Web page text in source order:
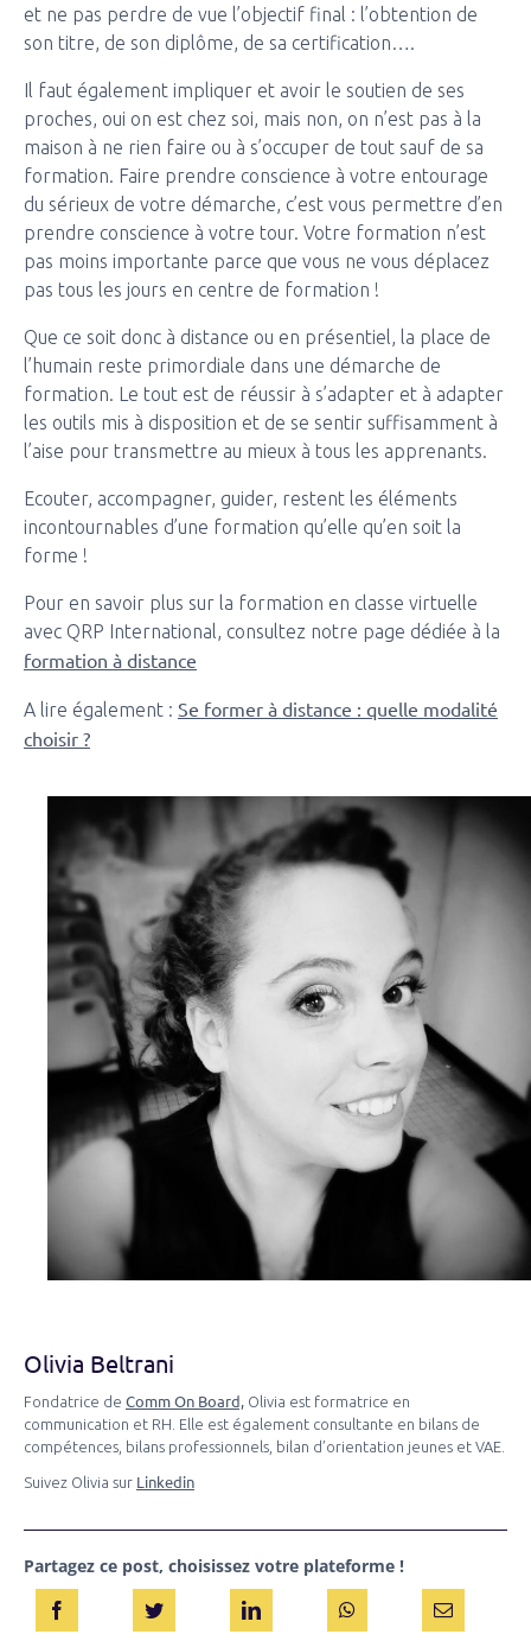
et ne pas perdre de vue l’objectif final : l’obtention de
son titre, de son diplôme, de sa certification….
Il faut également impliquer et avoir le soutien de ses
proches, oui on est chez soi, mais non, on n’est pas à la
maison à ne rien faire ou à s’occuper de tout sauf de sa
formation. Faire prendre conscience à votre entourage
du sérieux de votre démarche, c’est vous permettre d’en
prendre conscience à votre tour. Votre formation n’est
pas moins importante parce que vous ne vous déplacez
pas tous les jours en centre de formation !
Que ce soit donc à distance ou en présentiel, la place de
l’humain reste primordiale dans une démarche de
formation. Le tout est de réussir à s’adapter et à adapter
les outils mis à disposition et de se sentir suffisamment à
l’aise pour transmettre au mieux à tous les apprenants.
Ecouter, accompagner, guider, restent les éléments
incontournables d’une formation qu’elle qu’en soit la
forme !
Pour en savoir plus sur la formation en classe virtuelle
avec QRP International, consultez notre page dédiée à la
formation à distance
A lire également : Se former à distance : quelle modalité
choisir ?
Olivia Beltrani
Fondatrice de Comm On Board, Olivia est formatrice en
communication et RH. Elle est également consultante en bilans de
compétences, bilans professionnels, bilan d’orientation jeunes et VAE.
Suivez Olivia sur Linkedin
Partagez ce post, choisissez votre plateforme !